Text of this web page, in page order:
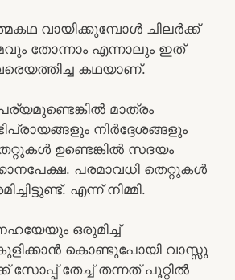
വായിക്കുമ്പോള്‍ ചിലര്‍ക്ക്
തോന്നാം എന്നാലും ഇത്
കഥയാണ്.
മാത്രം
നിര്‍ദ്ദേശങ്ങളും
ഉണ്ടെങ്കില്‍ സദയം
പരമാവധി തെറ്റുകള്‍
എന്ന് നിമ്മി.
ഒരുമിച്ച്
കൊണ്ടുപോയി വാസ്സു
തേച്ച് തന്നത് പൂറ്റില്‍